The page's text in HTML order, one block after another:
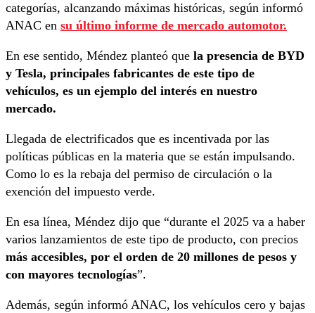
categorías, alcanzando máximas históricas, según informó
ANAC en su último informe de mercado automotor.
En ese sentido, Méndez planteó que la presencia de BYD
y Tesla, principales fabricantes de este tipo de
vehículos, es un ejemplo del interés en nuestro
mercado.
Llegada de electrificados que es incentivada por las
políticas públicas en la materia que se están impulsando.
Como lo es la rebaja del permiso de circulación o la
exención del impuesto verde.
En esa línea, Méndez dijo que “durante el 2025 va a haber
varios lanzamientos de este tipo de producto, con precios
más accesibles, por el orden de 20 millones de pesos y
con mayores tecnologías”.
Además, según informó ANAC, los vehículos cero y bajas